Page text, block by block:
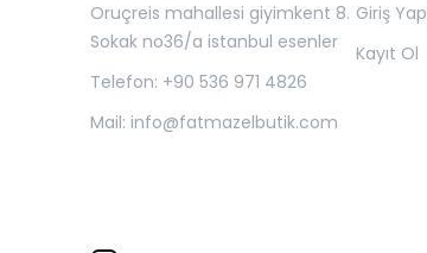
Oruçreis mahallesi giyimkent 8.
Sokak no36/a istanbul esenler
Telefon: +90 536 971 4826
Mail: info@fatmazelbutik.com
Giriş Yap
Kayıt Ol